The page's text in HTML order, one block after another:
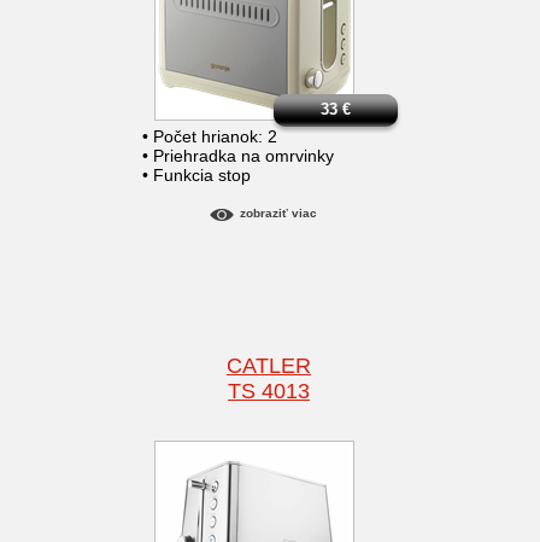
• Počet hrianok: 2
• Priehradka na omrvinky
• Funkcia stop
33€
zobraziť viac
CATLER
TS 4013